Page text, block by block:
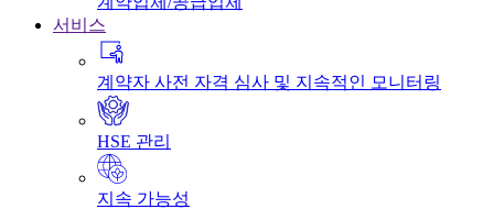
서비스
계약자 사전 자격 심사 및 지속적인 모니터링
HSE 관리
지속 가능성